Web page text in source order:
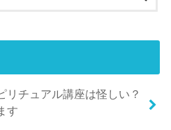
リチュアル講座は怪しい？
す